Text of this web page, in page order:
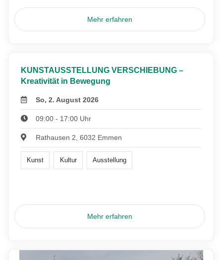
Mehr erfahren
KUNSTAUSSTELLUNG VERSCHIEBUNG –
Kreativität in Bewegung
So, 2. August 2026
09:00 - 17:00 Uhr
Rathausen 2, 6032 Emmen
Kunst Kultur Ausstellung
Mehr erfahren